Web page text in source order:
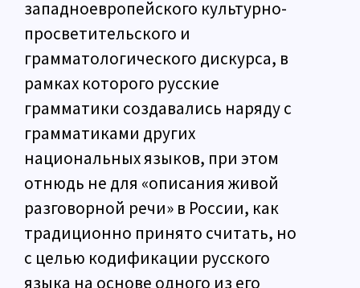
западноевропейского культурно-
просветительского и
грамматологического дискурса, в
рамках которого русские
грамматики создавались наряду с
грамматиками других
национальных языков, при этом
отнюдь не для «описания живой
разговорной речи» в России, как
традиционно принято считать, но
с целью кодификации русского
языка на основе одного из его